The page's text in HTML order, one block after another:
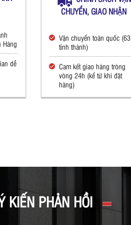
Hàng
dễ
CHUYỂN, GIAO NHẬN
Vận chuyển toàn quốc (63
tỉnh thành)
Cam kết giao hàng tròng
vòng 24h (kể từ khi đặt
hàng)
KIẾN PHẢN HỒI